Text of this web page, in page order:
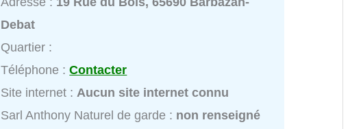
Debat
Quartier :
Téléphone :Contacter
Site internet : Aucun site internet connu
Sarl Anthony Naturel de garde : non renseigné